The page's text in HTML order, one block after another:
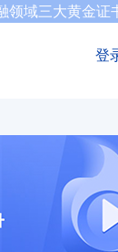
领域三大黄金证
登